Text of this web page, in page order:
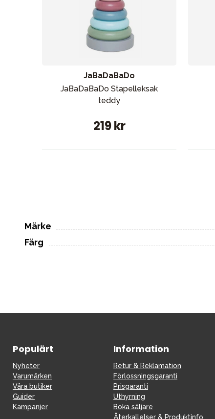
JaBaDaBaDo
JaBaDaBaDo Stapelleksak
teddy
219 kr
Märke
Färg
Populärt
Nyheter
Varumärken
Våra butiker
Guider
Kampanjer
Information
Retur & Reklamation
Förlossningsgaranti
Prisgaranti
Uthyrning
Boka säljare
Återkallelser & Produktinfo